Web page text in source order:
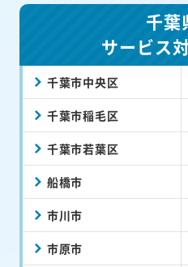
千葉
サービス
千葉市中央区
千葉市稲毛区
千葉市若葉区
船橋市
市川市
市原市